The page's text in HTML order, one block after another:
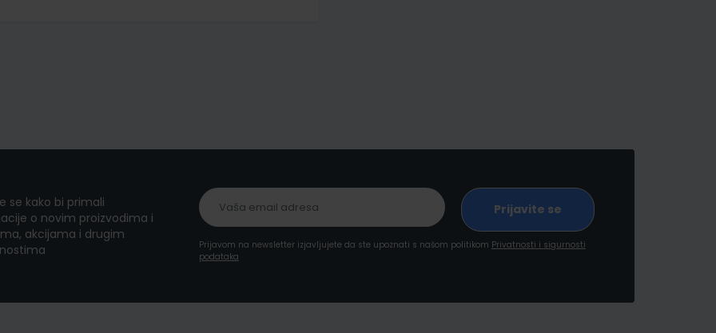
se kako bi primali
o novim proizvodima i
akcijama i drugim
Prijavom na newsletter izjavljujete da ste upoznati s našom politikom Privatnosti i sigurnosti
podataka